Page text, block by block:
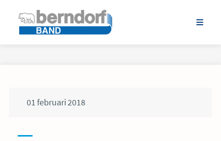
01februari2018